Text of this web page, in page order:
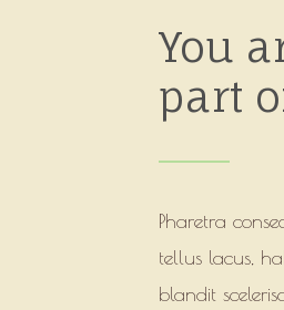
You
part
Pharetra
tellus lacus,
blandit